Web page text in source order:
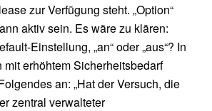
zur Verfügung steht. „Option“
aktiv sein. Es wäre zu klären:
Einstellung, „an“ oder „aus“? In
mit erhöhtem Sicherheitsbedarf
an: „Hat der Versuch, die
zentral verwalteter